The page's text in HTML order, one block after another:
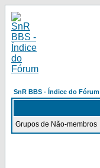
SnR BBS - Índice do Fórum
Grupos de Não-membros